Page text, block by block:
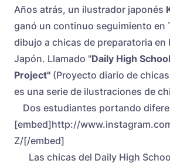
Años atrás, un ilustrador japonés
ganó un continuo seguimiento en
dibujo a chicas de preparatoria en
Japón. Llamado "Daily High
Project" (Proyecto diario de
es una serie de ilustraciones de
Dos estudiantes portando
[embed]http://
Z/[/embed]
Las chicas del Daily High